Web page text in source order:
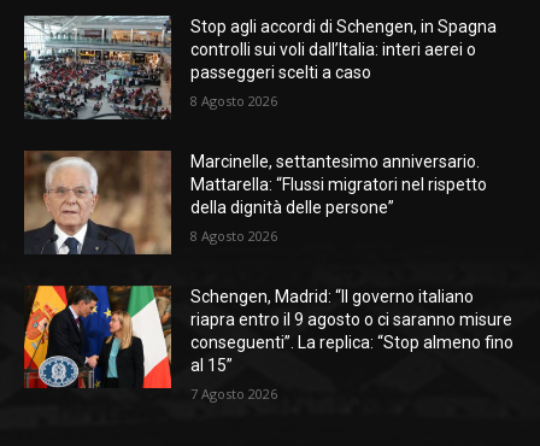
Stop agli accordi di Schengen, in Spagna
controlli sui voli dall’Italia: interi aerei o
passeggeri scelti a caso
8 Agosto 2026
Marcinelle, settantesimo anniversario.
Mattarella: “Flussi migratori nel rispetto
della dignità delle persone”
8 Agosto 2026
Schengen, Madrid: “Il governo italiano
riapra entro il 9 agosto o ci saranno misure
conseguenti”. La replica: “Stop almeno fino
al 15”
7 Agosto 2026